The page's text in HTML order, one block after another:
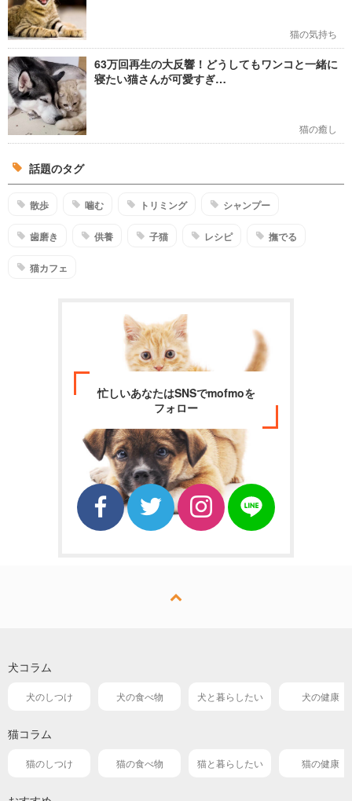
猫の気持ち
63万回再生の大反響！どうしてもワンコと一緒に
寝たい猫さんが可愛すぎ…
猫の癒し
話題のタグ
散歩 噛む トリミング シャンプー
歯磨き 供養 子猫 レシピ 撫でる
猫カフェ
忙しいあなたはSNSでmofmoを
フォロー
犬コラム
犬のしつけ 犬の食べ物 犬と暮らしたい 犬の健康
猫コラム
猫のしつけ 猫の食べ物 猫と暮らしたい 猫の健康